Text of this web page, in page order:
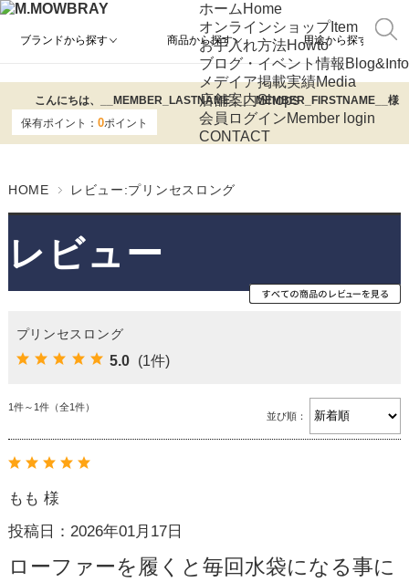
ホーム Home
オンラインショップItem
お手入れ方法Howto
ブログ・イベント情報Blog&Info
メデイア掲載実績Media
店舗案内Shops
会員ログインMember login
CONTACT
ブランドから探す 商品から探す 用途から探す
こんにちは、 __MEMBER_LASTNAME__ __MEMBER_FIRSTNAME__ 様
保有ポイント：0ポイント
HOME レビュー:プリンセスロング
レビュー
プリンセスロング
5.0 (1件)
1件～1件（全1件）
並び順：
もも 様
投稿日：2026年01月17日
ローファーを履くと毎回水袋になる事に